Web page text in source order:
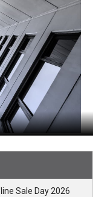
Sale Day 2026